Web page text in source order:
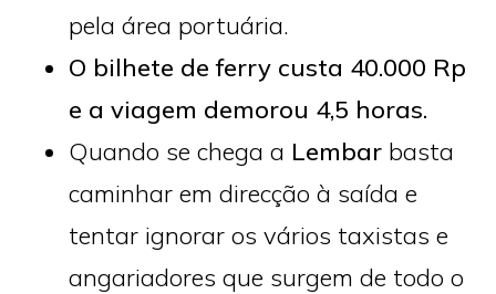
pela área portuária.
O bilhete de ferry custa 40.000 Rp
e a viagem demorou 4,5 horas.
Quando se chega a Lembar basta
caminhar em direcção à saída e
tentar ignorar os vários taxistas e
angariadores que surgem de todo o